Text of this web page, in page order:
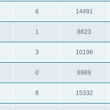
6 14491
1 8623
3 10196
0 6989
8 15332